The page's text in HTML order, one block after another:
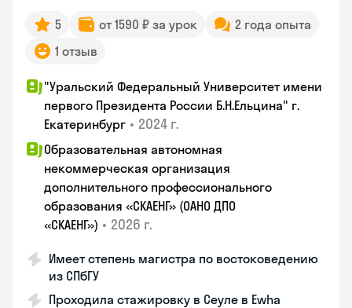
5 от 1590 ₽ за урок
2 года опыта
1 отзыв
"Уральский Федеральный Университет имени
первого Президента России Б.Н.Ельцина" г.
Екатеринбург • 2024 г.
Образовательная автономная
некоммерческая организация
дополнительного профессионального
образования «СКАЕНГ» (ОАНО ДПО
«СКАЕНГ») • 2026 г.
Имеет степень магистра по востоковедению
из СПбГУ
Проходила стажировку в Сеуле в Ewha